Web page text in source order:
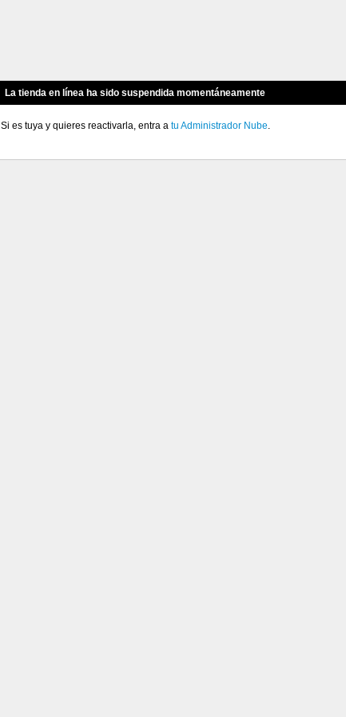
La tienda en línea ha sido suspendida momentáneamente
Si es tuya y quieres reactivarla, entra a tu Administrador Nube.